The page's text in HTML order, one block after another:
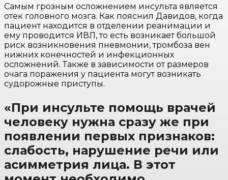
Самым грозным осложнением инсульта является
отек головного мозга. Как пояснил Давидов, когда
пациент находится в отделении реанимации и
ему проводится ИВЛ, то есть возникает большой
риск возникновения пневмонии, тромбоза вен
нижних конечностей и инфекционных
осложнений. Также в зависимости от размеров
очага поражения у пациента могут возникать
судорожные приступы.
«При инсульте помощь врачей
человеку нужна сразу же при
появлении первых признаков:
слабость, нарушение речи или
асимметрия лица. В этот